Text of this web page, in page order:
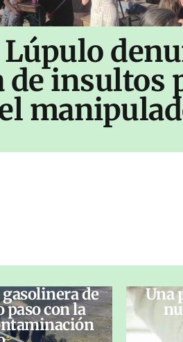
Lúpulo
de insultos
de
paso con la
Una